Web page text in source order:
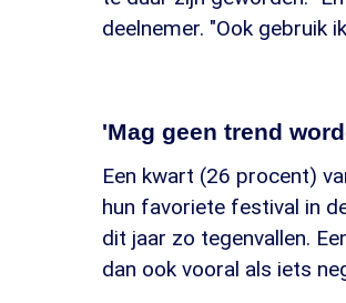
deelnemer. "Ook gebruik
'Mag geen trend
Een kwart (26 procent)
hun favoriete festival in
dit jaar zo tegenvallen.
dan ook vooral als iets